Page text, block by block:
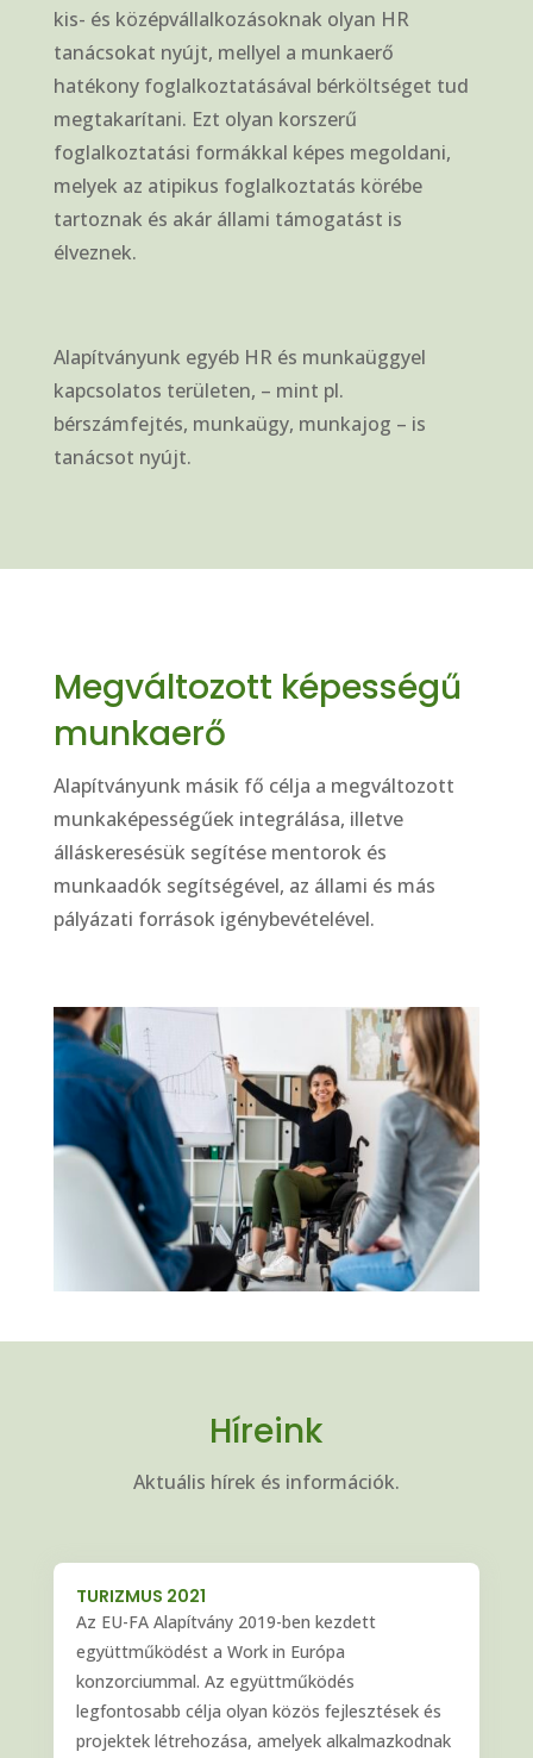
kis- és középvállalkozásoknak olyan HR
tanácsokat nyújt, mellyel a munkaerő
hatékony foglalkoztatásával bérköltséget tud
megtakarítani. Ezt olyan korszerű
foglalkoztatási formákkal képes megoldani,
melyek az atipikus foglalkoztatás körébe
tartoznak és akár állami támogatást is
élveznek.
Alapítványunk egyéb HR és munkaüggyel
kapcsolatos területen, – mint pl.
bérszámfejtés, munkaügy, munkajog – is
tanácsot nyújt.
Megváltozott képességű
munkaerő
Alapítványunk másik fő célja a megváltozott
munkaképességűek integrálása, illetve
álláskeresésük segítése mentorok és
munkaadók segítségével, az állami és más
pályázati források igénybevételével.
Híreink
Aktuális hírek és információk.
TURIZMUS 2021
Az EU-FA Alapítvány 2019-ben kezdett
együttműködést a Work in Európa
konzorciummal. Az együttműködés
legfontosabb célja olyan közös fejlesztések és
projektek létrehozása, amelyek alkalmazkodnak